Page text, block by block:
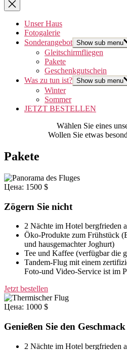
Unser Haus
Fotogalerie
Sonderangebot Show sub menu
Gleitschirmfliegen
Pakete
Geschenkgutschein
Was zu tun ist? Show sub menu
Winter
Sommer
JETZT BESTELLEN
Wählen Sie eines
Wollen Sie etwas
Pakete
Цена: 1500 $
Zögern Sie nicht
2 Nächte im Hotel bergfrieden
Öko-Produkte zum Frühstück
und hausgemachter Joghurt)
Tee und Kaffee (verfügbar die
Tandem-Flug mit einem
Foto-und Video-Service ist im
Jetzt bestellen
Цена: 1000 $
Genießen Sie den Geschmack
2 Nächte im Hotel bergfrieden